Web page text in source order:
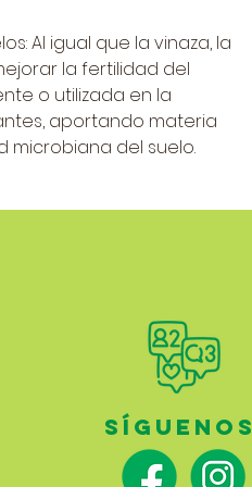
Al igual que la vinaza, la
la fertilidad del
o utilizada en la
aportando materia
microbiana del suelo.
SÍGUENOS